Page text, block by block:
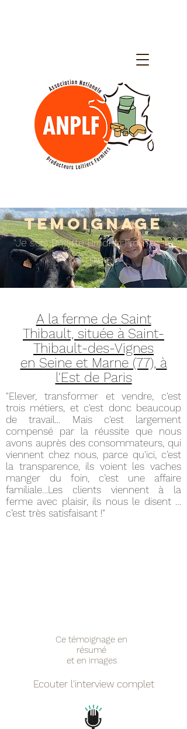
TEMOIGNAGE
"Je suis Brigitte Brodier, Fromagère
fermière"
A la ferme de Saint
Thibault, située à Saint-
Thibault-des-Vignes
en Seine et Marne (77), à
l'Est de Paris
"Elever, transformer et vendre, c'est
trois métiers, et c'est donc beaucoup
de travail... Mais c'est largement
compensé par la réussite que nous
avons auprès des consommateurs, qui
viennent chez nous, parce qu'ici, c’est
la transparence, ils voient les vaches
manger du foin, c’est une affaire
familiale…Les clients viennent à la
ferme avec plaisir, ils nous le disent …
c’est très satisfaisant !"
Ce témoignage en
résumé
et en images
Ecouter l'interview complet